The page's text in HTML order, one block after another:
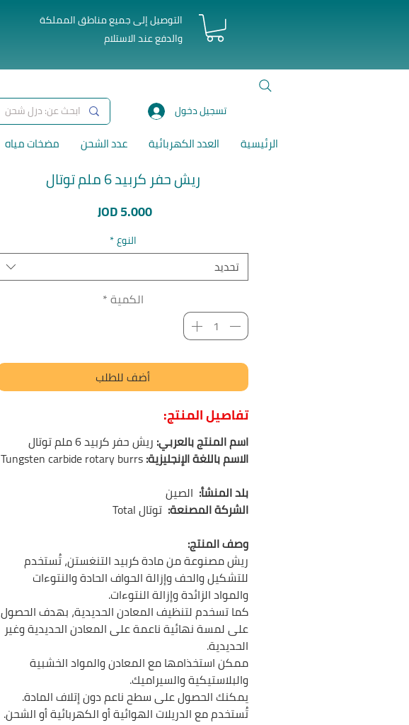
التوصيل إلى جميع مناطق المملكة
والدفع عند الاستلام
تسجيل دخول
الرئيسية العدد الكهربائية عدد الشحن مضخات مياه
ريش حفر كربيد 6 ملم توتال
JOD 5.000السعر
النوع*
تحديد
الكمية*
أضف للطلب
تفاصيل المنتج:
اسم المنتج بالعربي: ريش حفر كربيد 6 ملم توتال
الاسم باللغة الإنجليزية:Tungsten carbide rotary burrs
بلد المنشأ: الصين
الشركة المصنعة: توتال Total
وصف المنتج:
ريش مصنوعة من مادة كربيد التنغستن، تُستخدم
للتشكيل والحف وإزالة الحواف الحادة والنتوءات
والمواد الزائدة وإزالة النتوءات.
كما تسخدم لتنظيف المعادن الحديدية، بهدف الحصول
على لمسة نهائية ناعمة على المعادن الحديدية وغير
الحديدية.
ممكن استخذامها مع المعادن والمواد الخشبية
والبلاستيكية والسيراميك.
يمكنك الحصول على سطح ناعم دون إتلاف المادة.
تُستخدم مع الدريلات الهوائية أو الكهربائية أو الشحن.